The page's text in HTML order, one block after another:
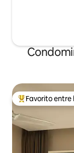
Favorito entre
Favorito entre